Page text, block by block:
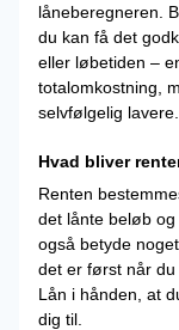
låneberegneren.
du kan få det
eller løbetiden –
totalomkostning,
selvfølgelig lavere.
Hvad bliver
Renten
det lånte beløb
også betyde
det er først når
Lån i hånden, at
dig til.